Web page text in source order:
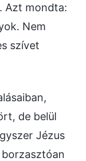
Azt mondta:
Nem
szívet
de belül
Jézus